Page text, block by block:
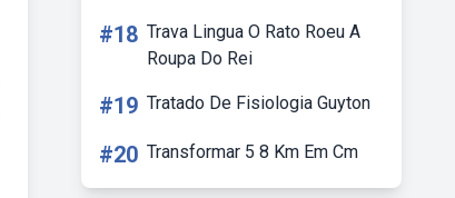
#18 Trava Lingua O Rato Roeu A
Roupa Do Rei
#19 Tratado De Fisiologia Guyton
#20 Transformar 5 8 Km Em Cm